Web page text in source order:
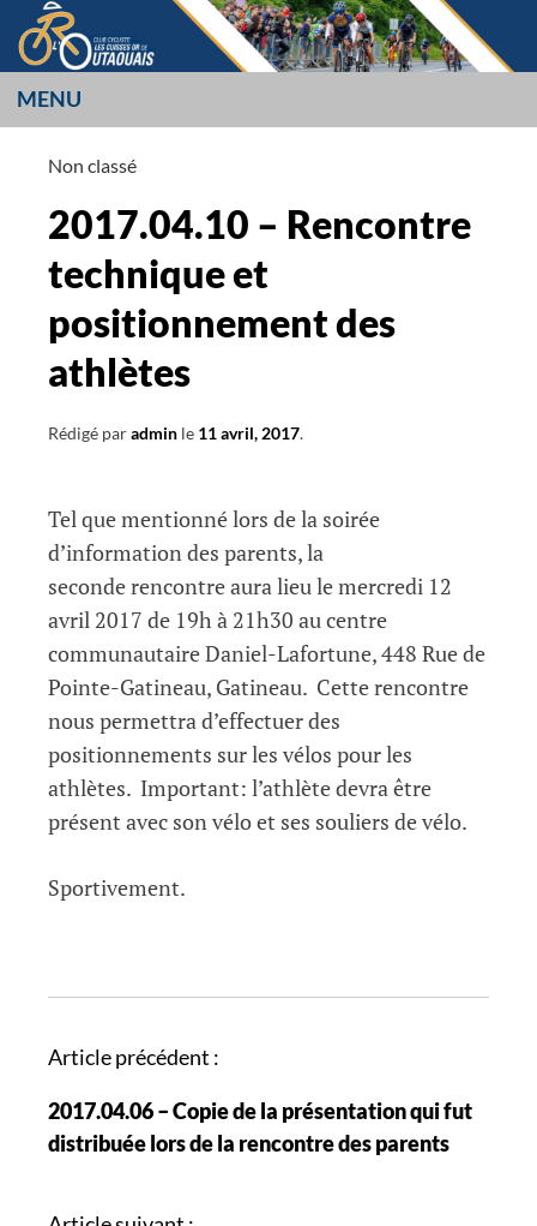
Aller
au
contenu
LES CUISSES OR
L’OUTAOUAIS
MENU
Non classé
2017.04.10 – Rencontre
technique et
positionnement des
athlètes
Rédigé paradmin le 11 avril, 2017.
Tel que mentionné lors de la soirée
d’information des parents, la
seconde rencontre aura lieu le mercredi 12
avril 2017 de 19h à 21h30 au centre
communautaire Daniel-Lafortune, 448 Rue de
Pointe-Gatineau, Gatineau. Cette rencontre
nous permettra d’effectuer des
positionnements sur les vélos pour les
athlètes. Important: l’athlète devra être
présent avec son vélo et ses souliers de vélo.
Sportivement.
N
v
i
a
Article précédent :
2017.04.06 – Copie de la présentation qui fut
distribuée lors de la rencontre des parents